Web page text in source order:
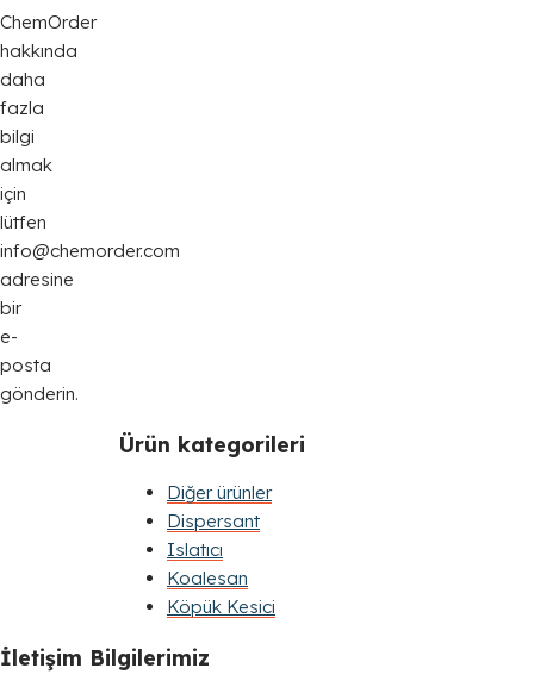
ChemOrder
hakkında
daha
fazla
bilgi
almak
için
lütfen
info@chemorder.com
adresine
bir
e-
posta
gönderin.
Ürün kategorileri
Diğer ürünler
Dispersant
Islatıcı
Koalesan
Köpük Kesici
İletişim Bilgilerimiz